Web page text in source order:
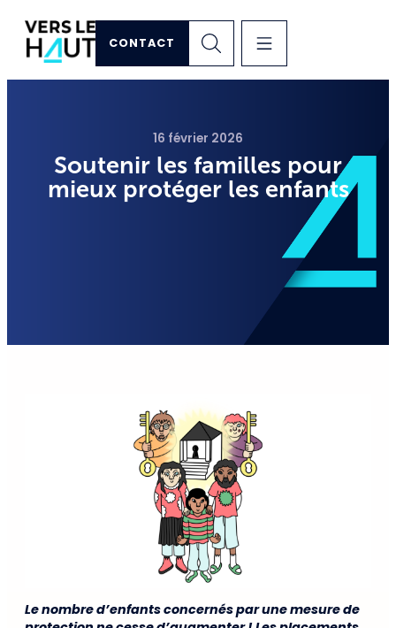
CONTACT
16 février 2026
Soutenir les familles pour
mieux protéger les enfants
Le nombre d’enfants concernés par une mesure de